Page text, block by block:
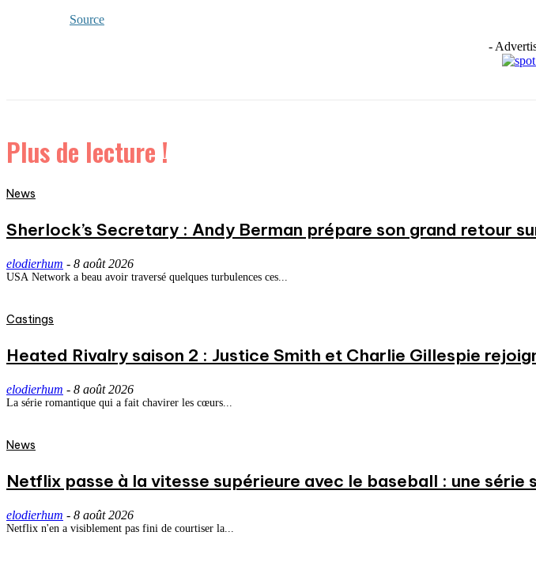
Source
-
Plus de lecture !
News
Sherlock’s Secretary : Andy Berman prépare son grand retour
elodierhum - 8 août 2026
USA Network a beau avoir traversé quelques turbulences ces...
Castings
Heated Rivalry saison 2 : Justice Smith et Charlie Gillespie
elodierhum - 8 août 2026
La série romantique qui a fait chavirer les cœurs...
News
Netflix passe à la vitesse supérieure avec le baseball : une
elodierhum - 8 août 2026
Netflix n'en a visiblement pas fini de courtiser la...